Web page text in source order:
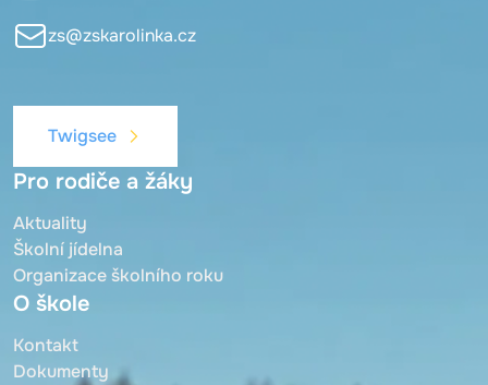
zs@zskarolinka.cz
Twigsee
Pro rodiče a žáky
Aktuality
Školní jídelna
Organizace školního roku
O škole
Kontakt
Dokumenty